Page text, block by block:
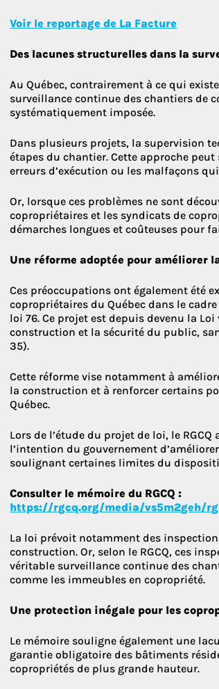
Voir le reportage de La Facture
Des lacunes structurelles dans la
Au Québec, contrairement à ce qui
surveillance continue des chantiers de
systématiquement imposée.
Dans plusieurs projets, la supervision
étapes du chantier. Cette approche
erreurs d’exécution ou les malfaçons
Or, lorsque ces problèmes ne sont
copropriétaires et les syndicats de
démarches longues et coûteuses pour
Une réforme adoptée pour améliorer
Ces préoccupations ont également été
copropriétaires du Québec dans le
loi 76. Ce projet est depuis devenu la
construction et la sécurité du public,
35).
Cette réforme vise notamment à
la construction et à renforcer certains
Québec.
Lors de l’étude du projet de loi, le
l’intention du gouvernement
soulignant certaines limites du
Consulter le mémoire du RGCQ :
https://rgcq.org/media/vs5m2geh/
La loi prévoit notamment des
construction. Or, selon le RGCQ, ces
véritable surveillance continue des
comme les immeubles en copropriété.
Une protection inégale pour les
Le mémoire souligne également une
garantie obligatoire des bâtiments
copropriétés de plus grande hauteur.